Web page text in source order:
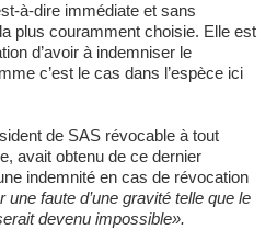
à-dire immédiate et sans
plus couramment choisie. Elle est
d’avoir à indemniser le
c’est le cas dans l’espèce ici
de SAS révocable à tout
avait obtenu de ce dernier
indemnité en cas de révocation
une faute d’une gravité telle que le
devenu impossible».